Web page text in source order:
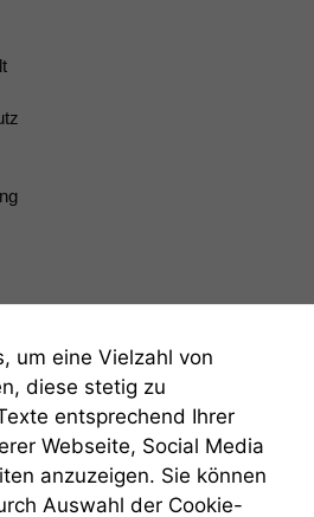
um eine Vielzahl von
diese stetig zu
entsprechend Ihrer
Webseite, Social Media
anzuzeigen. Sie können
Auswahl der Cookie-
Einige
dieser Website
sind optional.
Wenn Sie
diese Option
deaktivieren,
kann die
Website nicht